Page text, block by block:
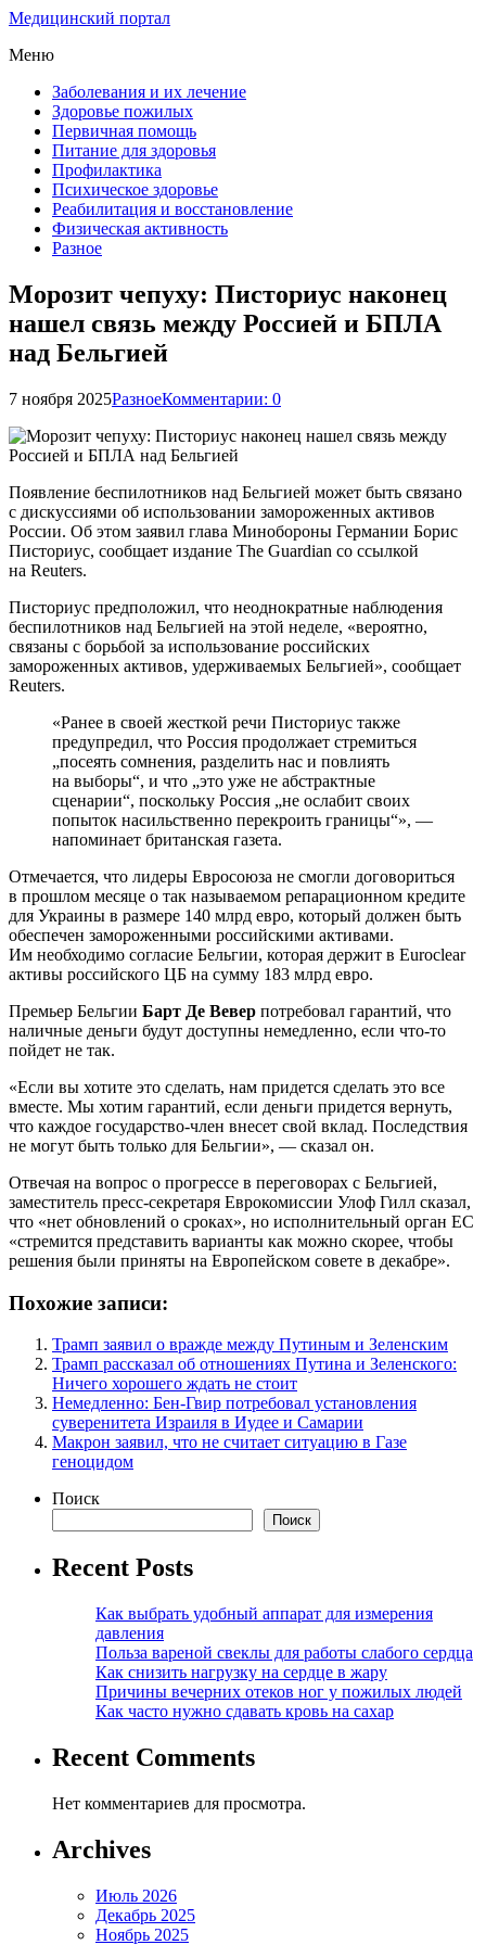
Медицинский портал
Меню
Заболевания и их лечение
Здоровье пожилых
Первичная помощь
Питание для здоровья
Профилактика
Психическое здоровье
Реабилитация и восстановление
Физическая активность
Разное
Морозит чепуху: Писториус наконец
нашел связь между Россией и БПЛА
над Бельгией
7 ноября 2025РазноеКомментарии: 0
Появление беспилотников над Бельгией может быть связано
с дискуссиями об использовании замороженных активов
России. Об этом заявил глава Минобороны Германии Борис
Писториус, сообщает издание The Guardian со ссылкой
на Reuters.
Писториус предположил, что неоднократные наблюдения
беспилотников над Бельгией на этой неделе, «вероятно,
связаны с борьбой за использование российских
замороженных активов, удерживаемых Бельгией», сообщает
Reuters.
«Ранее в своей жесткой речи Писториус также
предупредил, что Россия продолжает стремиться
„посеять сомнения, разделить нас и повлиять
на выборы“, и что „это уже не абстрактные
сценарии“, поскольку Россия „не ослабит своих
попыток насильственно перекроить границы“», —
напоминает британская газета.
Отмечается, что лидеры Евросоюза не смогли договориться
в прошлом месяце о так называемом репарационном кредите
для Украины в размере 140 млрд евро, который должен быть
обеспечен замороженными российскими активами.
Им необходимо согласие Бельгии, которая держит в Euroclear
активы российского ЦБ на сумму 183 млрд евро.
Премьер Бельгии Барт Де Вевер потребовал гарантий, что
наличные деньги будут доступны немедленно, если что-то
пойдет не так.
«Если вы хотите это сделать, нам придется сделать это все
вместе. Мы хотим гарантий, если деньги придется вернуть,
что каждое государство-член внесет свой вклад. Последствия
не могут быть только для Бельгии», — сказал он.
Отвечая на вопрос о прогрессе в переговорах с Бельгией,
заместитель пресс-секретаря Еврокомиссии Улоф Гилл сказал,
что «нет обновлений о сроках», но исполнительный орган ЕС
«стремится представить варианты как можно скорее, чтобы
решения были приняты на Европейском совете в декабре».
Похожие записи:
Трамп заявил о вражде между Путиным и Зеленским
Трамп рассказал об отношениях Путина и Зеленского:
Ничего хорошего ждать не стоит
Немедленно: Бен-Гвир потребовал установления
суверенитета Израиля в Иудее и Самарии
Макрон заявил, что не считает ситуацию в Газе
геноцидом
Поиск
Поиск
Recent Posts
Как выбрать удобный аппарат для измерения
давления
Польза вареной свеклы для работы слабого сердца
Как снизить нагрузку на сердце в жару
Причины вечерних отеков ног у пожилых людей
Как часто нужно сдавать кровь на сахар
Recent Comments
Нет комментариев для просмотра.
Archives
Июль 2026
Декабрь 2025
Ноябрь 2025